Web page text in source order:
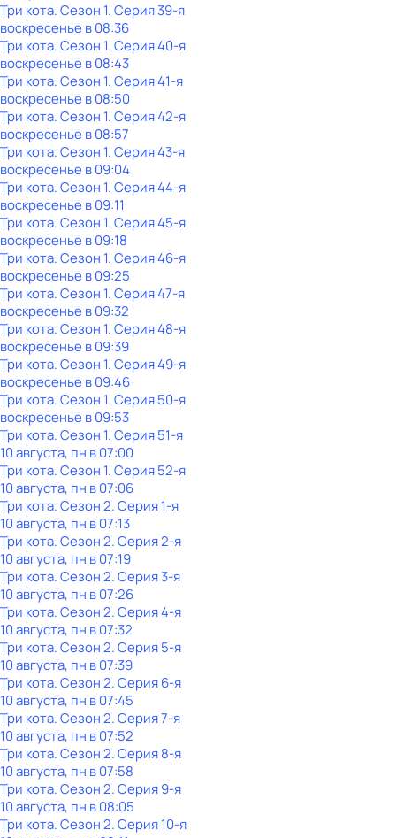
Три кота. Сезон 1. Серия 39-я
воскресенье в08:36
Три кота. Сезон 1. Серия 40-я
воскресенье в08:43
Три кота. Сезон 1. Серия 41-я
воскресенье в08:50
Три кота. Сезон 1. Серия 42-я
воскресенье в08:57
Три кота. Сезон 1. Серия 43-я
воскресенье в09:04
Три кота. Сезон 1. Серия 44-я
воскресенье в09:11
Три кота. Сезон 1. Серия 45-я
воскресенье в09:18
Три кота. Сезон 1. Серия 46-я
воскресенье в09:25
Три кота. Сезон 1. Серия 47-я
воскресенье в09:32
Три кота. Сезон 1. Серия 48-я
воскресенье в09:39
Три кота. Сезон 1. Серия 49-я
воскресенье в09:46
Три кота. Сезон 1. Серия 50-я
воскресенье в09:53
Три кота. Сезон 1. Серия 51-я
10 августа, пн в 07:00
Три кота. Сезон 1. Серия 52-я
10 августа, пн в 07:06
Три кота. Сезон 2. Серия 1-я
10 августа, пн в 07:13
Три кота. Сезон 2. Серия 2-я
10 августа, пн в 07:19
Три кота. Сезон 2. Серия 3-я
10 августа, пн в 07:26
Три кота. Сезон 2. Серия 4-я
10 августа, пн в 07:32
Три кота. Сезон 2. Серия 5-я
10 августа, пн в 07:39
Три кота. Сезон 2. Серия 6-я
10 августа, пн в 07:45
Три кота. Сезон 2. Серия 7-я
10 августа, пн в 07:52
Три кота. Сезон 2. Серия 8-я
10 августа, пн в 07:58
Три кота. Сезон 2. Серия 9-я
10 августа, пн в 08:05
Три кота. Сезон 2. Серия 10-я